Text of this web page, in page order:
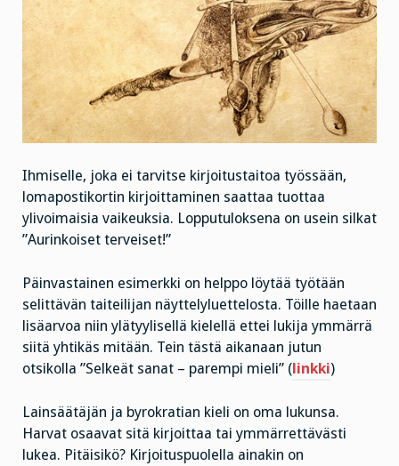
Ihmiselle, joka ei tarvitse kirjoitustaitoa työssään,
lomapostikortin kirjoittaminen saattaa tuottaa
ylivoimaisia vaikeuksia. Lopputuloksena on usein silkat
”Aurinkoiset terveiset!”
Päinvastainen esimerkki on helppo löytää työtään
selittävän taiteilijan näyttelyluettelosta. Töille haetaan
lisäarvoa niin ylätyylisellä kielellä ettei lukija ymmärrä
siitä yhtikäs mitään. Tein tästä aikanaan jutun
otsikolla ”Selkeät sanat – parempi mieli” (linkki)
Lainsäätäjän ja byrokratian kieli on oma lukunsa.
Harvat osaavat sitä kirjoittaa tai ymmärrettävästi
lukea. Pitäisikö? Kirjoituspuolella ainakin on